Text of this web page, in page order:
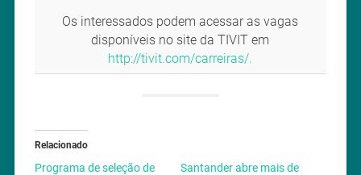
Os interessados podem acessar as vagas
disponíveis no site da TIVIT em
http://tivit.com/carreiras/.
Relacionado
Programa de seleção de
Santander abre mais de